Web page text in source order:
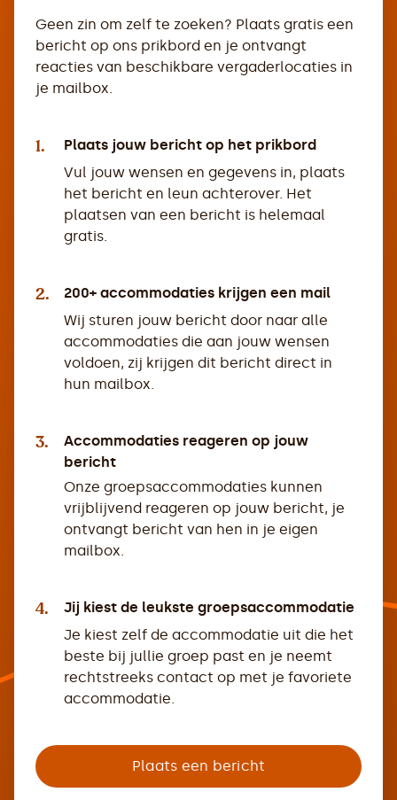
Geen zin om zelf te zoeken? Plaats gratis een
bericht op ons prikbord en je ontvangt
reacties van beschikbare vergaderlocaties in
je mailbox.
1.
Plaats jouw bericht op het prikbord
Vul jouw wensen en gegevens in, plaats
het bericht en leun achterover. Het
plaatsen van een bericht is helemaal
gratis.
2.
200+ accommodaties krijgen een mail
Wij sturen jouw bericht door naar alle
accommodaties die aan jouw wensen
voldoen, zij krijgen dit bericht direct in
hun mailbox.
3.
Accommodaties reageren op jouw
bericht
Onze groepsaccommodaties kunnen
vrijblijvend reageren op jouw bericht, je
ontvangt bericht van hen in je eigen
mailbox.
4.
Jij kiest de leukste groepsaccommodatie
Je kiest zelf de accommodatie uit die het
beste bij jullie groep past en je neemt
rechtstreeks contact op met je favoriete
accommodatie.
Plaats een bericht